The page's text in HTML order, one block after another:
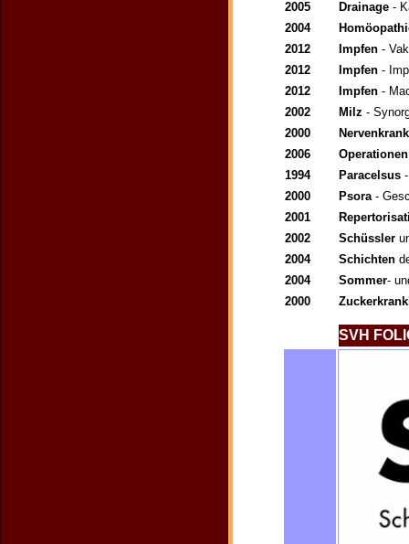
2005
Drainage -
2004
2012
Impfen -
2012
Impfen -
2012
Impfen -
2002
Milz -
2000
2006
Operationen
1994
Paracelsus
2000
Psora -
2001
2002
Schüssler
2004
Schichten
2004
Sommer-
2000
SVH